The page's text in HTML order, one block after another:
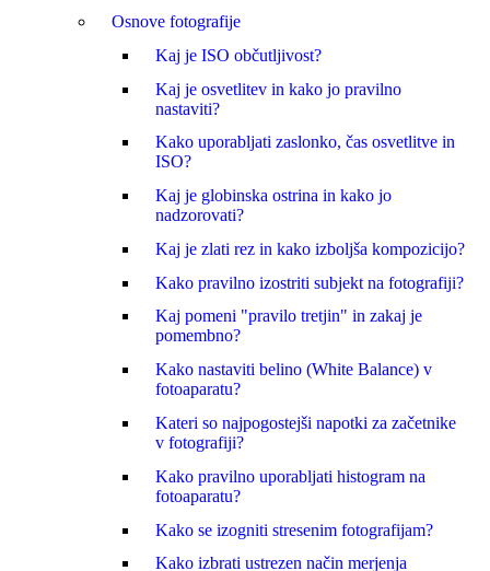
Osnove fotografije
Kaj je ISO občutljivost?
Kaj je osvetlitev in kako jo pravilno
nastaviti?
Kako uporabljati zaslonko, čas osvetlitve in
ISO?
Kaj je globinska ostrina in kako jo
nadzorovati?
Kaj je zlati rez in kako izboljša kompozicijo?
Kako pravilno izostriti subjekt na fotografiji?
Kaj pomeni "pravilo tretjin" in zakaj je
pomembno?
Kako nastaviti belino (White Balance) v
fotoaparatu?
Kateri so najpogostejši napotki za začetnike
v fotografiji?
Kako pravilno uporabljati histogram na
fotoaparatu?
Kako se izogniti stresenim fotografijam?
Kako izbrati ustrezen način merjenja